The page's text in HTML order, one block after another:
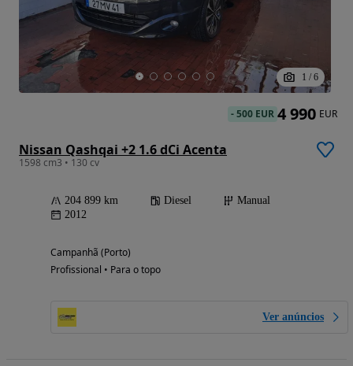
1 / 6
Nissan Qashqai +2 1.6 dCi Acenta
1598 cm3 • 130 cv
204 899 km Diesel
Manual
2012
Campanhã (Porto)
Profissional • Para o topo
Ver anúncios
-500 EUR 4 990 EUR